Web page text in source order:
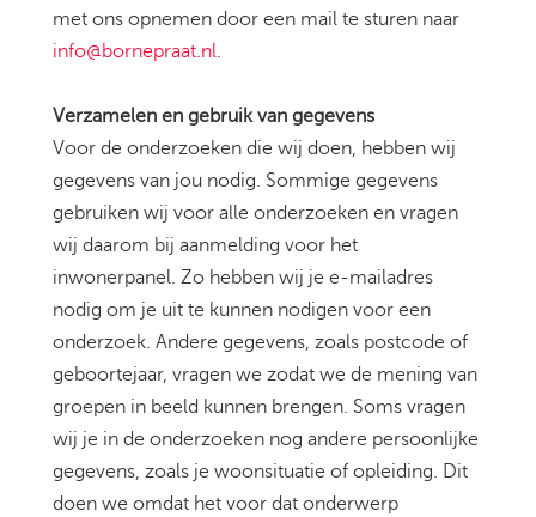
met ons opnemen door een mail te sturen naar
info@bornepraat.nl.
Verzamelen en gebruik van gegevens
Voor de onderzoeken die wij doen, hebben wij
gegevens van jou nodig. Sommige gegevens
gebruiken wij voor alle onderzoeken en vragen
wij daarom bij aanmelding voor het
inwonerpanel. Zo hebben wij je e-mailadres
nodig om je uit te kunnen nodigen voor een
onderzoek. Andere gegevens, zoals postcode of
geboortejaar, vragen we zodat we de mening van
groepen in beeld kunnen brengen. Soms vragen
wij je in de onderzoeken nog andere persoonlijke
gegevens, zoals je woonsituatie of opleiding. Dit
doen we omdat het voor dat onderwerp